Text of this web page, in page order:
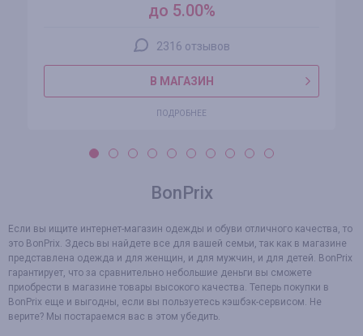
до 5.00%
2316 отзывов
В МАГАЗИН
ПОДРОБНЕЕ
BonPrix
Если вы ищите интернет-магазин одежды и обуви отличного качества, то
это BonPrix. Здесь вы найдете все для вашей семьи, так как в магазине
представлена одежда и для женщин, и для мужчин, и для детей. BonPrix
гарантирует, что за сравнительно небольшие деньги вы сможете
приобрести в магазине товары высокого качества. Теперь покупки в
BonPrix еще и выгодны, если вы пользуетесь кэшбэк-сервисом. Не
верите? Мы постараемся вас в этом убедить.